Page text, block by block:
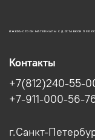
ИЖОРА-СТРОЙ МАТЕРИАЛЫ С ДОСТАВКОЙ ПО
Контакты
+7(812)240-55-
+7-911-000-56-
г.Санкт-